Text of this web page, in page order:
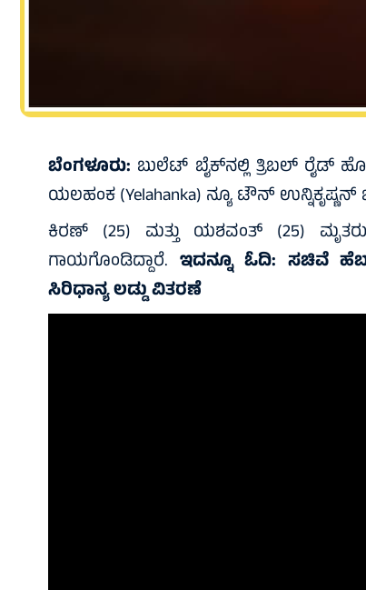
ಬೆಂಗಳೂರು: ಬುಲೆಟ್ ಬೈಕ್‌ನಲ್ಲಿ ತ್ರಿಬಲ್ ರೈಡ್‌
ಯಲಹಂಕ (Yelahanka) ನ್ಯೂ ಟೌನ್
ಕಿರಣ್ (25) ಮತ್ತು ಯಶವಂತ್ (25)
ಗಾಯಗೊಂಡಿದ್ದಾರೆ. ಇದನ್ನೂ ಓದಿ: ಸಚಿವೆ
ಸಿರಿಧಾನ್ಯ ಲಡ್ಡು ವಿತರಣೆ